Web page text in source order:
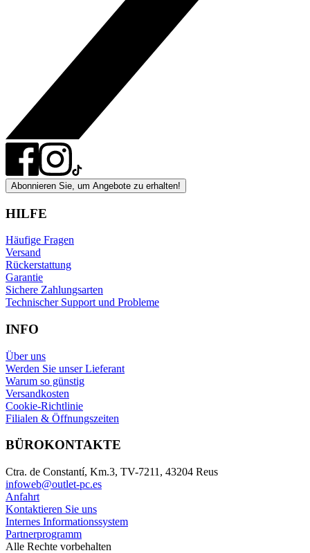
Abonnieren Sie, um Angebote zu erhalten!
HILFE
Häufige Fragen
Versand
Rückerstattung
Garantie
Sichere Zahlungsarten
Technischer Support und Probleme
INFO
Über uns
Werden Sie unser Lieferant
Warum so günstig
Versandkosten
Cookie-Richtlinie
Filialen & Öffnungszeiten
BÜROKONTAKTE
Ctra. de Constantí, Km.3, TV-7211, 43204 Reus
infoweb@outlet-pc.es
Anfahrt
Kontaktieren Sie uns
Internes Informationssystem
Partnerprogramm
Alle Rechte vorbehalten